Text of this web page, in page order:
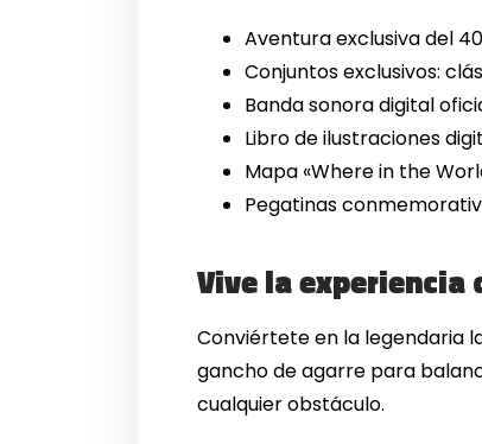
Aventura exclusiva del
Conjuntos exclusivos:
Banda sonora digital
Libro de ilustraciones
Mapa «Where in the
Pegatinas
Vive la experiencia
Conviértete en la legendaria
gancho de agarre para
cualquier obstáculo.